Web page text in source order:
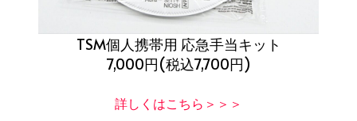
TSM個人携帯用 応急手当キット
7,000円(税込7,700円)
詳しくはこちら＞＞＞